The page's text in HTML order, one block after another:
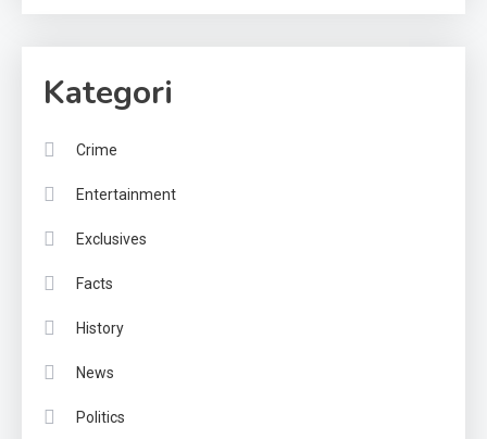
Kategori
Crime
Entertainment
Exclusives
Facts
History
News
Politics